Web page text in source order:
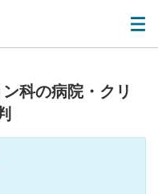
科の病院・クリ